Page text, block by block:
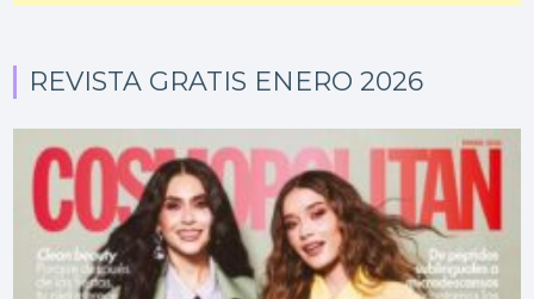
REVISTA GRATIS ENERO 2026